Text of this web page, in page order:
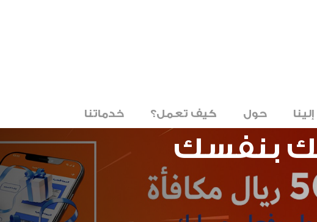
حول كيف تعمل؟ خدماتنا
بنفسك